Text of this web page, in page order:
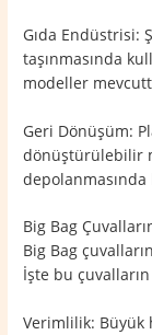
Gıda Endüstrisi:
taşınmasında
modeller
Geri Dönüşüm:
dönüştürülebilir
depolanmasında
Big Bag
Big Bag
İşte bu
Verimlilik: Büyük